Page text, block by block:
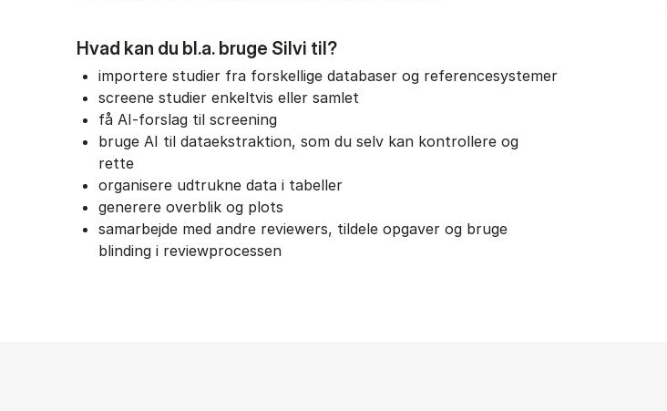
Hvad kan du bl.a. bruge Silvi til?
importere studier fra forskellige databaser og referencesystemer
screene studier enkeltvis eller samlet
få AI-forslag til screening
bruge AI til dataekstraktion, som du selv kan kontrollere og
rette
organisere udtrukne data i tabeller
generere overblik og plots
samarbejde med andre reviewers, tildele opgaver og bruge
blinding i reviewprocessen